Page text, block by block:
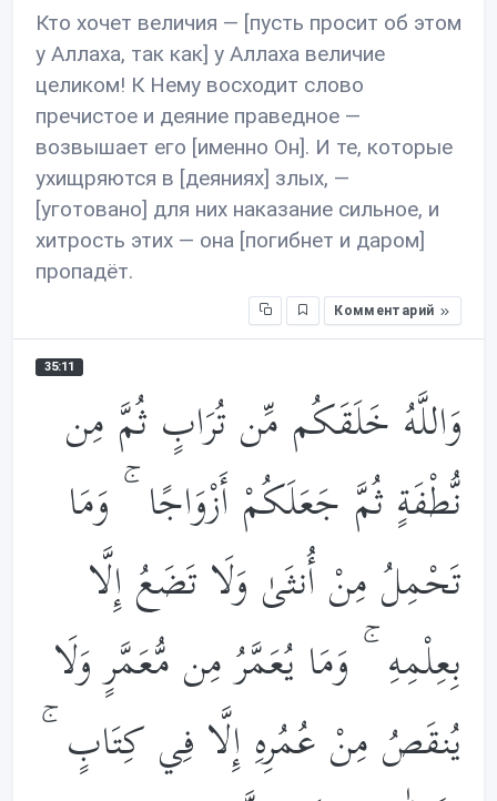
Кто хочет величия — [пусть просит об этом
у Аллаха, так как] у Аллаха величие
целиком! К Нему восходит слово
пречистое и деяние праведное —
возвышает его [именно Он]. И те, которые
ухищряются в [деяниях] злых, —
[уготовано] для них наказание сильное, и
хитрость этих — она [погибнет и даром]
пропадёт.
Комментарий
35:11
وَاللَّهُ خَلَقَكُم مِّن تُرَابٍ ثُمَّ مِن
نُّطْفَةٍ ثُمَّ جَعَلَكُمْ أَزْوَاجًا ۚ وَمَا
تَحْمِلُ مِنْ أُنثَىٰ وَلَا تَضَعُ إِلَّا
بِعِلْمِهِ ۚ وَمَا يُعَمَّرُ مِن مُّعَمَّرٍ وَلَا
يُنقَصُ مِنْ عُمُرِهِ إِلَّا فِي كِتَابٍ ۚ